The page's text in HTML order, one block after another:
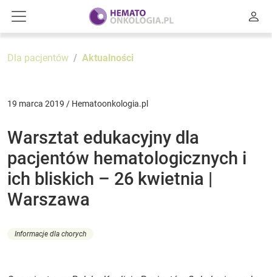
Dla pacjentów Aktualności
19 marca 2019 / Hematoonkologia.pl
Warsztat edukacyjny dla
pacjentów hematologicznych i
ich bliskich – 26 kwietnia |
Warszawa
Informacje dla chorych